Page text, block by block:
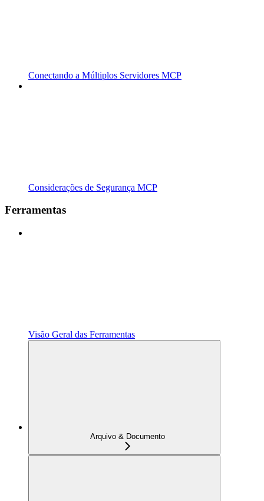
Conectando a Múltiplos Servidores MCP
Considerações de Segurança MCP
Ferramentas
Visão Geral das Ferramentas
Arquivo & Documento